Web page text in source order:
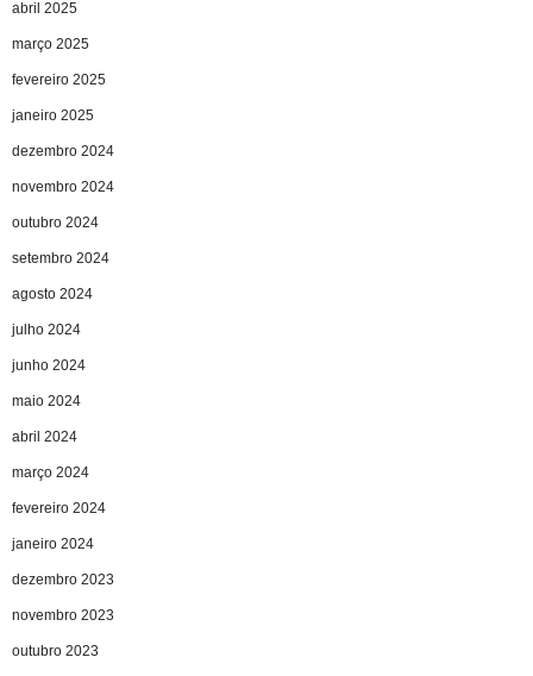
abril 2025
março 2025
fevereiro 2025
janeiro 2025
dezembro 2024
novembro 2024
outubro 2024
setembro 2024
agosto 2024
julho 2024
junho 2024
maio 2024
abril 2024
março 2024
fevereiro 2024
janeiro 2024
dezembro 2023
novembro 2023
outubro 2023